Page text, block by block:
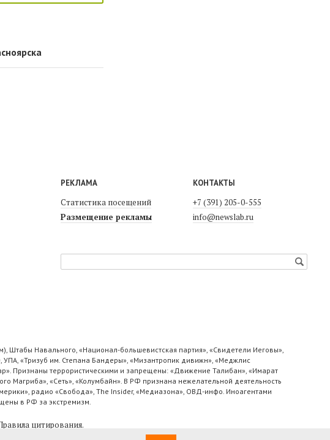
РЕКЛАМА
Статистика посещений
Размещение рекламы
КОНТАКТЫ
+7 (391) 205-0-555
info@newslab.ru
Навального, «Национал-большевистская партия», «Свидетели Иеговы»,
«Тризуб им. Степана Бандеры», «Мизантропик дивижн», «Меджлис
Признаны террористическими и запрещены: «Движение Талибан», «Имарат
Магриба», «Сеть», «Колумбайн». В РФ признана нежелательной деятельность
радио «Свобода», The Insider, «Медиазона», ОВД-инфо. Иноагентами
в РФ за экстремизм.
цитирования.